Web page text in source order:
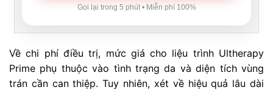
Gọi lại trong 5 phút • Miễn phí 100%
Về chi phí điều trị, mức giá cho liệu trình Ultherapy
Prime phụ thuộc vào tình trạng da và diện tích vùng
trán cần can thiệp. Tuy nhiên, xét về hiệu quả lâu dài